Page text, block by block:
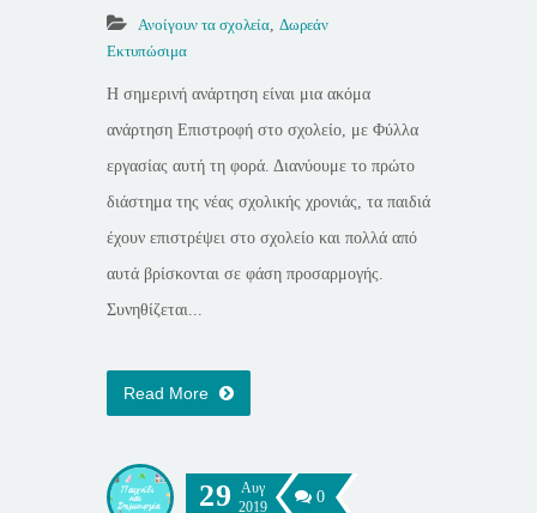
Ανοίγουν τα σχολεία, Δωρεάν
Εκτυπώσιμα
Η σημερινή ανάρτηση είναι μια ακόμα
ανάρτηση Επιστροφή στο σχολείο, με Φύλλα
εργασίας αυτή τη φορά. Διανύουμε το πρώτο
διάστημα της νέας σχολικής χρονιάς, τα παιδιά
έχουν επιστρέψει στο σχολείο και πολλά από
αυτά βρίσκονται σε φάση προσαρμογής.
Συνηθίζεται...
Read More
29
Αυγ
2019
0